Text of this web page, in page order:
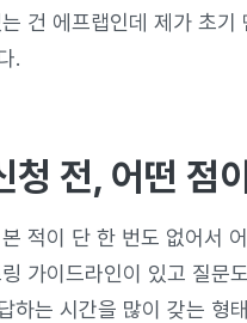
건 에프랩인데 제가 초
.
청 전, 어떤 점
적이 단 한 번도 없어서
가이드라인이 있고 질문
하는 시간을 많이 갖는 형